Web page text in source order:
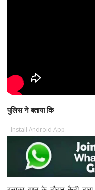
पुलिस ने बताया कि
- Install Android App -